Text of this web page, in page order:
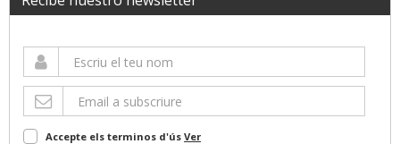
Accepte els terminos d'ús Ver